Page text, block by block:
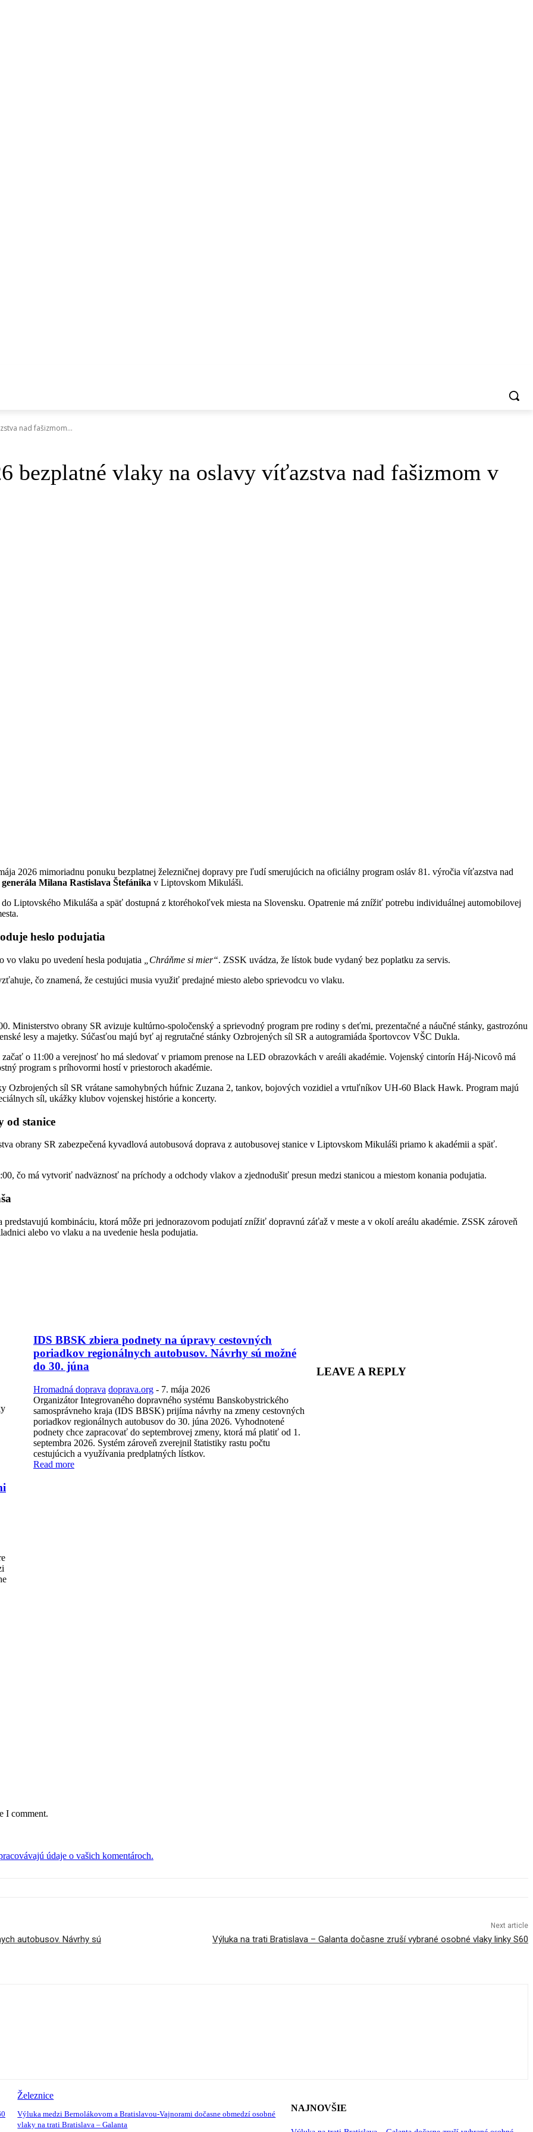
nad fašizmom...
bezplatné vlaky na oslavy víťazstva nad fašizmom v
2026 mimoriadnu ponuku bezplatnej železničnej dopravy pre ľudí smerujúcich na oficiálny program osláv 81. výročia víťazstva nad
Milana Rastislava Štefánika v Liptovskom Mikuláši.
Liptovského Mikuláša a späť dostupná z ktoréhokoľvek miesta na Slovensku. Opatrenie má znížiť potrebu individuálnej automobilovej
heslo podujatia
vlaku po uvedení hesla podujatia „Chráňme si mier“. ZSSK uvádza, že lístok bude vydaný bez poplatku za servis.
čo znamená, že cestujúci musia využiť predajné miesto alebo sprievodcu vo vlaku.
Ministerstvo obrany SR avizuje kultúrno-spoločenský a sprievodný program pre rodiny s deťmi, prezentačné a náučné stánky, gastrozónu
lesy a majetky. Súčasťou majú byť aj regrutačné stánky Ozbrojených síl SR a autogramiáda športovcov VŠC Dukla.
o 11:00 a verejnosť ho má sledovať v priamom prenose na LED obrazovkách v areáli akadémie. Vojenský cintorín Háj-Nicovô má
program s príhovormi hostí v priestoroch akadémie.
Ozbrojených síl SR vrátane samohybných húfnic Zuzana 2, tankov, bojových vozidiel a vrtuľníkov UH-60 Black Hawk. Program majú
síl, ukážky klubov vojenskej histórie a koncerty.
od stanice
obrany SR zabezpečená kyvadlová autobusová doprava z autobusovej stanice v Liptovskom Mikuláši priamo k akadémii a späť.
čo má vytvoriť nadväznosť na príchody a odchody vlakov a zjednodušiť presun medzi stanicou a miestom konania podujatia.
kombináciu, ktorá môže pri jednorazovom podujatí znížiť dopravnú záťaž v meste a v okolí areálu akadémie. ZSSK zároveň
alebo vo vlaku a na uvedenie hesla podujatia.
IDS BBSK zbiera podnety na úpravy cestovných
poriadkov regionálnych autobusov. Návrhy sú možné
do 30. júna
Hromadná doprava doprava.org - 7. mája 2026
Organizátor Integrovaného dopravného systému Banskobystrického
samosprávneho kraja (IDS BBSK) prijíma návrhy na zmeny cestovných
poriadkov regionálnych autobusov do 30. júna 2026. Vyhodnotené
podnety chce zapracovať do septembrovej zmeny, ktorá má platiť od 1.
septembra 2026. Systém zároveň zverejnil štatistiky rastu počtu
cestujúcich a využívania predplatných lístkov.
Read more
LEAVE A REPLY
I comment.
údaje o vašich komentároch.
autobusov. Návrhy sú
Next article
Výluka na trati Bratislava – Galanta dočasne zruší vybrané osobné vlaky linky S60
Železnice
Výluka medzi Bernolákovom a Bratislavou-Vajnorami dočasne obmedzí osobné
vlaky na trati Bratislava – Galanta
NAJNOVŠIE